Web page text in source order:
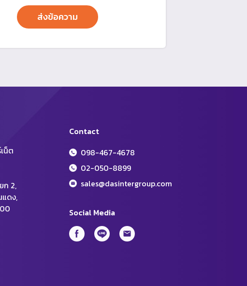
Social Media
Contact
098-467-4678
02-050-8899
sales@dasintergroup.com
น็ต
ก 2,
ดง,